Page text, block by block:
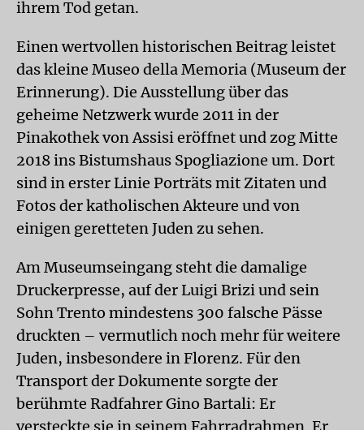
ihrem Tod getan.
Einen wertvollen historischen Beitrag leistet
das kleine Museo della Memoria (Museum der
Erinnerung). Die Ausstellung über das
geheime Netzwerk wurde 2011 in der
Pinakothek von Assisi eröffnet und zog Mitte
2018 ins Bistumshaus Spogliazione um. Dort
sind in erster Linie Porträts mit Zitaten und
Fotos der katholischen Akteure und von
einigen geretteten Juden zu sehen.
Am Museumseingang steht die damalige
Druckerpresse, auf der Luigi Brizi und sein
Sohn Trento mindestens 300 falsche Pässe
druckten – vermutlich noch mehr für weitere
Juden, insbesondere in Florenz. Für den
Transport der Dokumente sorgte der
berühmte Radfahrer Gino Bartali: Er